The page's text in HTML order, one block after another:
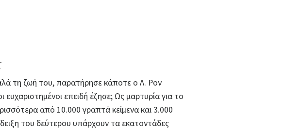
τη ζωή του, παρατήρησε κάποτε ο Λ. Ρον
επειδή έζησε; Ως μαρτυρία για το
από 10.000 γραπτά κείμενα και 3.000
του δεύτερου υπάρχουν τα εκατοντάδες